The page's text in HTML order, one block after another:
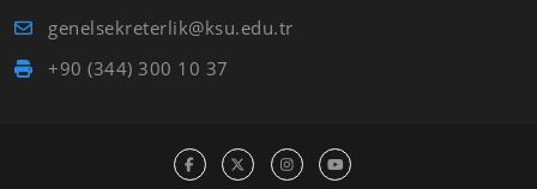
genelsekreterlik@ksu.edu.tr
+90 (344) 300 10 37